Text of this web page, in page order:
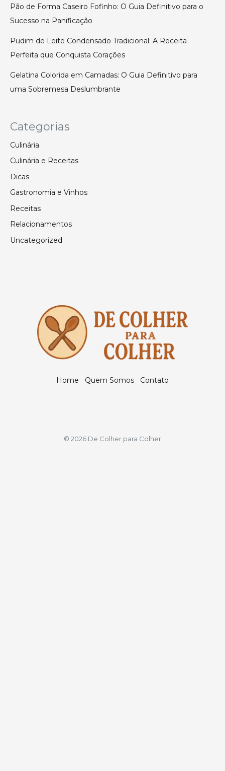
Pão de Forma Caseiro Fofinho: O Guia Definitivo para o
Sucesso na Panificação
Pudim de Leite Condensado Tradicional: A Receita
Perfeita que Conquista Corações
Gelatina Colorida em Camadas: O Guia Definitivo para
uma Sobremesa Deslumbrante
Categorias
Culinária
Culinária e Receitas
Dicas
Gastronomia e Vinhos
Receitas
Relacionamentos
Uncategorized
Home Quem Somos Contato
© 2026 De Colher para Colher